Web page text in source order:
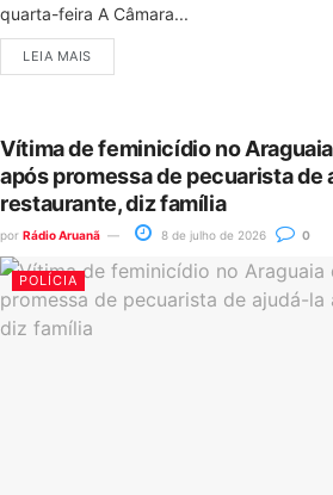
quarta-feira A Câmara...
LEIA MAIS
Vítima de feminicídio no
após promessa de pecuarista de
restaurante, diz família
por Rádio Aruanã 8 de julho de 2026 0
POLÍCIA